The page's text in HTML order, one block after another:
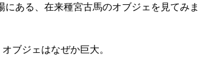
ある、在来種宮古馬のオブジェを見てみま
ブジェはなぜか巨大。